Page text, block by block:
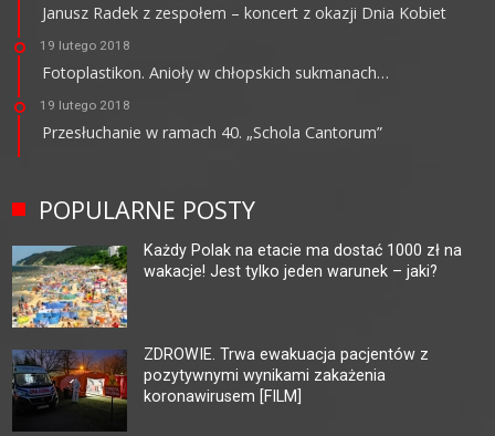
Janusz Radek z zespołem – koncert z okazji Dnia Kobiet
19 lutego 2018
Fotoplastikon. Anioły w chłopskich sukmanach…
19 lutego 2018
Przesłuchanie w ramach 40. „Schola Cantorum”
POPULARNE POSTY
Każdy Polak na etacie ma dostać 1000 zł na
wakacje! Jest tylko jeden warunek – jaki?
ZDROWIE. Trwa ewakuacja pacjentów z
pozytywnymi wynikami zakażenia
koronawirusem [FILM]